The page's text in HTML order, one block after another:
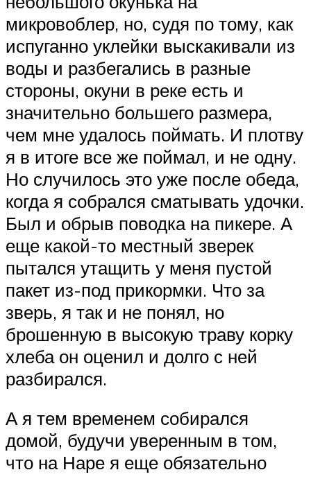
микровоблер, но, судя по то­му, как
испуганно уклейки выскакивали из
воды и разбегались в разные
стороны, окуни в реке есть и
значительно больше­го размера,
чем мне удалось поймать. И плотву
я в итоге все же поймал, и не одну.
Но случилось это уже после обеда,
когда я собрался сматывать удочки.
Был и об­рыв поводка на пикере. А
еще какой-то местный зверек
пытался утащить у ме­ня пустой
пакет из-под прикормки. Что за
зверь, я так и не понял, но
брошенную в высокую траву корку
хлеба он оценил и долго с ней
разбирался.
А я тем временем собирался
домой, будучи уверенным в том,
что на Наре я еще обязательно